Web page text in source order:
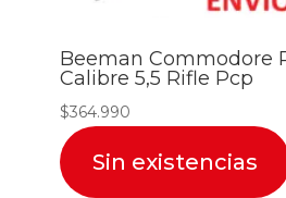
Beeman Commodore
Calibre 5,5 Rifle Pcp
$364.990
Sin existencias